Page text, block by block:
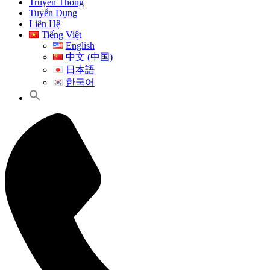
Truyền Thông
Tuyển Dụng
Liên Hệ
Tiếng Việt
English
中文 (中国)
日本語
한국어